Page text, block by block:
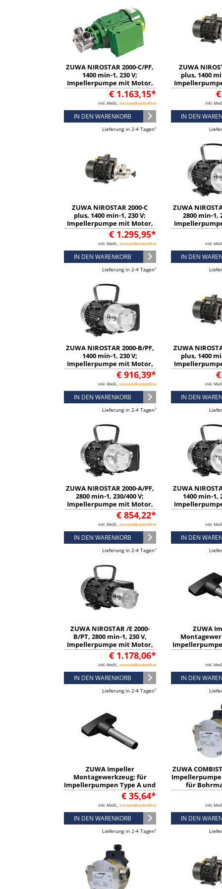
ZUWA NIROSTAR 2000-C/PF,
1400 min-1, 230 V;
Impellerpumpe mit Motor,
Kabel und Stecker - 190010
€ 1.163,15*
inkl. MwSt., versandkostenfrei
IN DEN WARENKORB
Lieferung in 2-4 Tagen¹
ZUWA
plus, 1400
Kabel und
inkl.
IN DEN
ZUWA NIROSTAR 2000-C
plus, 1400 min-1, 230 V;
Impellerpumpe mit Motor,
Kabel und Stecker -
13318256352
€ 1.295,95*
inkl. MwSt., versandkostenfrei
IN DEN WARENKORB
Lieferung in 2-4 Tagen¹
ZUWA
2800 min-1,
Kabel und
inkl.
IN DEN
ZUWA NIROSTAR 2000-B/PF,
1400 min-1, 230 V;
Impellerpumpe mit Motor,
Kabel und Stecker -
13248136332€ 916,39*
inkl. MwSt., versandkostenfrei
IN DEN WARENKORB
Lieferung in 2-4 Tagen¹
ZUWA
plus, 1400
Kabel und
inkl.
IN DEN
ZUWA NIROSTAR 2000-A/PF,
2800 min-1, 230/400 V;
Impellerpumpe mit Motor,
Kabel und Stecker -
13148137321€ 854,22*
inkl. MwSt., versandkostenfrei
IN DEN WARENKORB
Lieferung in 2-4 Tagen¹
ZUWA
1400 min-1,
Kabel und
inkl.
IN DEN
ZUWA NIROSTAR /E 2000-
B/PT, 2800 min-1, 230 V,
Impellerpumpe mit Motor,
Kabel und Stecker -
13228126431A
€ 1.178,06*
inkl. MwSt., versandkostenfrei
IN DEN WARENKORB
Lieferung in 2-4 Tagen¹
ZUWA
inkl.
IN DEN
ZUWA Impeller
Montagewerkzeug; für
Impellerpumpen Type A und
B - 11012400€ 35,64*
inkl. MwSt., versandkostenfrei
IN DEN WARENKORB
Lieferung in 2-4 Tagen¹
ZUWA
für
inkl.
IN DEN